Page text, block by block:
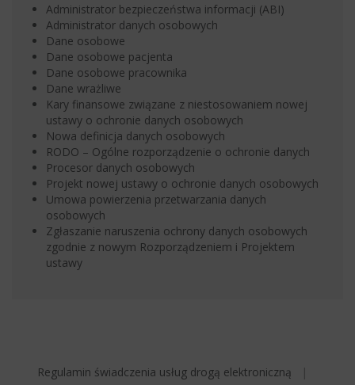
Administrator bezpieczeństwa informacji (ABI)
Administrator danych osobowych
Dane osobowe
Dane osobowe pacjenta
Dane osobowe pracownika
Dane wrażliwe
Kary finansowe związane z niestosowaniem nowej
ustawy o ochronie danych osobowych
Nowa definicja danych osobowych
RODO – Ogólne rozporządzenie o ochronie danych
Procesor danych osobowych
Projekt nowej ustawy o ochronie danych osobowych
Umowa powierzenia przetwarzania danych
osobowych
Zgłaszanie naruszenia ochrony danych osobowych
zgodnie z nowym Rozporządzeniem i Projektem
ustawy
Regulamin świadczenia usług drogą elektroniczną